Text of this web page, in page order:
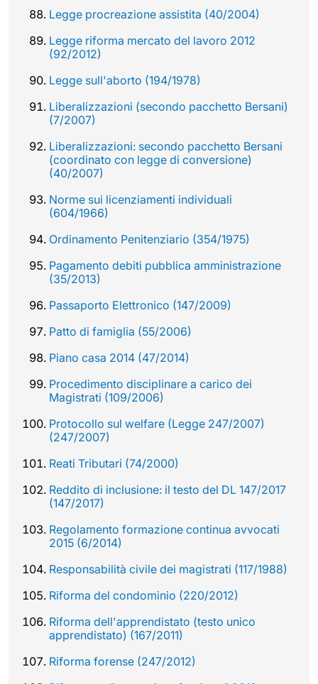
Legge procreazione assistita (40/2004)
Legge riforma mercato del lavoro 2012
(92/2012)
Legge sull'aborto (194/1978)
Liberalizzazioni (secondo pacchetto Bersani)
(7/2007)
Liberalizzazioni: secondo pacchetto Bersani
(coordinato con legge di conversione)
(40/2007)
Norme sui licenziamenti individuali
(604/1966)
Ordinamento Penitenziario (354/1975)
Pagamento debiti pubblica amministrazione
(35/2013)
Passaporto Elettronico (147/2009)
Patto di famiglia (55/2006)
Piano casa 2014 (47/2014)
Procedimento disciplinare a carico dei
Magistrati (109/2006)
Protocollo sul welfare (Legge 247/2007)
(247/2007)
Reati Tributari (74/2000)
Reddito di inclusione: il testo del DL 147/2017
(147/2017)
Regolamento formazione continua avvocati
2015 (6/2014)
Responsabilità civile dei magistrati (117/1988)
Riforma del condominio (220/2012)
Riforma dell'apprendistato (testo unico
apprendistato) (167/2011)
Riforma forense (247/2012)